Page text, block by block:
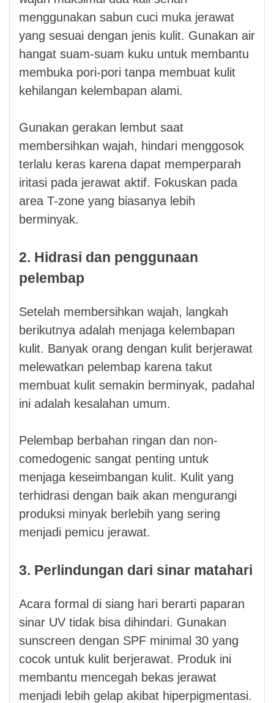
menggunakan sabun cuci muka jerawat
yang sesuai dengan jenis kulit. Gunakan air
hangat suam-suam kuku untuk membantu
membuka pori-pori tanpa membuat kulit
kehilangan kelembapan alami.
Gunakan gerakan lembut saat
membersihkan wajah, hindari menggosok
terlalu keras karena dapat memperparah
iritasi pada jerawat aktif. Fokuskan pada
area T-zone yang biasanya lebih
berminyak.
2. Hidrasi dan penggunaan
pelembap
Setelah membersihkan wajah, langkah
berikutnya adalah menjaga kelembapan
kulit. Banyak orang dengan kulit berjerawat
melewatkan pelembap karena takut
membuat kulit semakin berminyak, padahal
ini adalah kesalahan umum.
Pelembap berbahan ringan dan non-
comedogenic sangat penting untuk
menjaga keseimbangan kulit. Kulit yang
terhidrasi dengan baik akan mengurangi
produksi minyak berlebih yang sering
menjadi pemicu jerawat.
3. Perlindungan dari sinar matahari
Acara formal di siang hari berarti paparan
sinar UV tidak bisa dihindari. Gunakan
sunscreen dengan SPF minimal 30 yang
cocok untuk kulit berjerawat. Produk ini
membantu mencegah bekas jerawat
menjadi lebih gelap akibat hiperpigmentasi.